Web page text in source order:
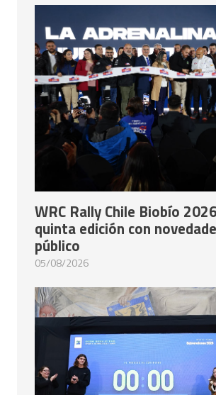
WRC Rally Chile Biobío
quinta edición con
público
05/08/2026